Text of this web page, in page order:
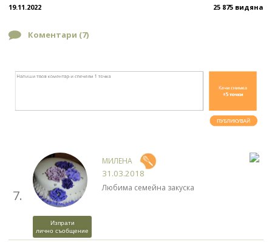
19.11.2022 25 875 видяна
Коментари (7)
7.
Изпрати
лично съобщение
МИЛЕНА
31.03.2018
Любима семейна закуска